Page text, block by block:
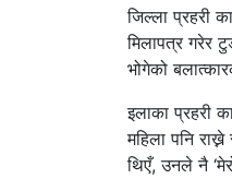
जिल्ला प्रहरी
मिलापत्र गरेर
भोगेको
इलाका प्रहरी
महिला पनि
थिएँ, उनले नै